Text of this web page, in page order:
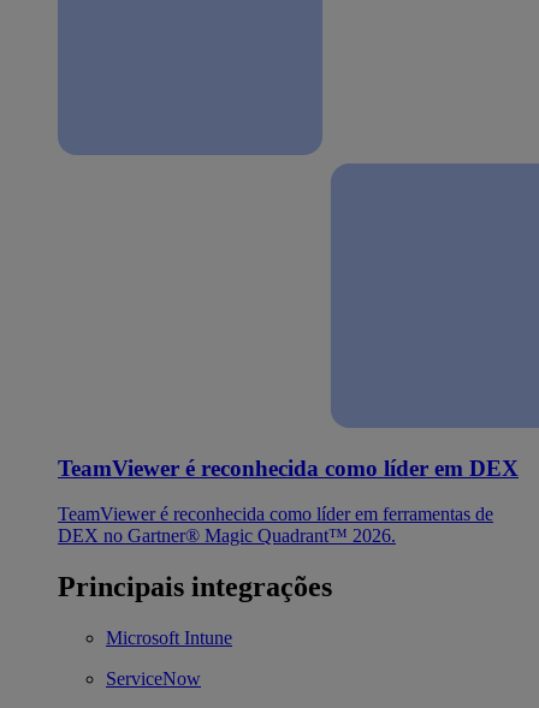
TeamViewer é reconhecida como líder em DEX
TeamViewer é reconhecida como líder em ferramentas de
DEX no Gartner® Magic Quadrant™ 2026.
Principais integrações
Microsoft Intune
ServiceNow